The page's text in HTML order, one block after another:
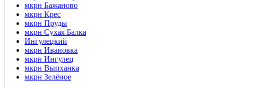
мкрн Бажаново
мкрн Крес
мкрн Пруды
мкрн Сухая Балка
Ингулецкий
мкрн Ивановка
мкрн Ингулец
мкрн Выпханка
мкрн Зелёное